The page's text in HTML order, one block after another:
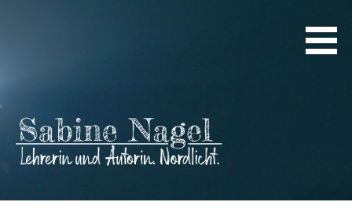
Sabine Nagel